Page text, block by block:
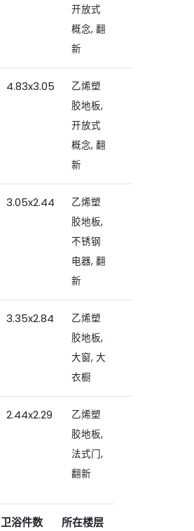
开放式
概念, 翻
新
4.83x3.05
乙烯塑
胶地板,
开放式
概念, 翻
新
3.05x2.44
乙烯塑
胶地板,
不锈钢
电器, 翻
新
3.35x2.84
乙烯塑
胶地板,
大窗, 大
衣橱
2.44x2.29
乙烯塑
胶地板,
法式门,
翻新
卫浴件数 所在楼层